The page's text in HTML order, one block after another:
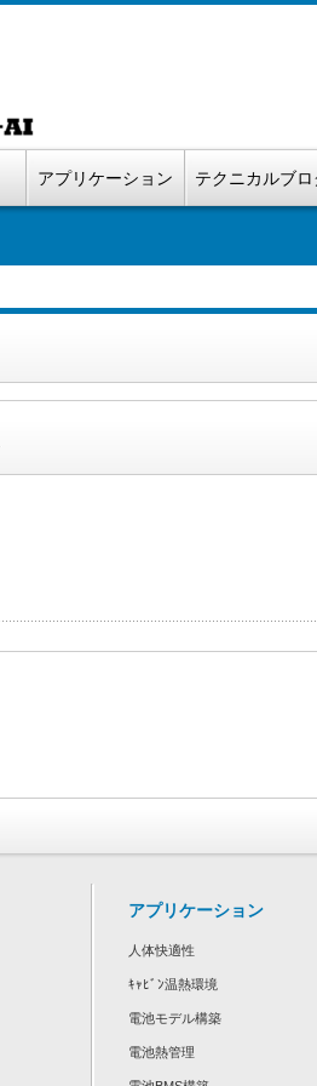
アプリケーション テクニカルブロ
アプリケーション
人体快適性
ｷｬﾋﾞﾝ温熱環境
電池モデル構築
電池熱管理